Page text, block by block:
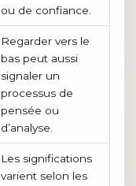
ou de confiance.
Regarder vers le
bas peut aussi
signaler un
processus de
pensée ou
d’analyse.
Les significations
varient selon les